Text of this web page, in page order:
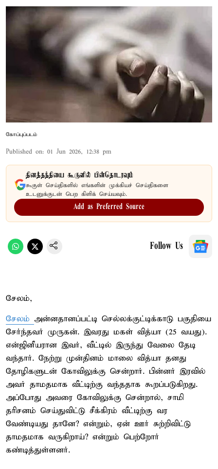
கோப்புப்படம்
Published on: 01 Jun 2026, 12:38 pm
தினத்தந்தியை கூகுளில் பின்தொடரவும்
கூகுள் செய்திகளில் எங்களின் முக்கியச் செய்திகளை
உடனுக்குடன் பெற கிளிக் செய்யவும்.
Add as Preferred Source
Follow Us
சேலம்,
சேலம் அன்னதானப்பட்டி செல்லக்குட்டிக்காடு பகுதியை
சேர்ந்தவர் முருகன். இவரது மகள் வித்யா (25 வயது).
என்ஜினீயரான இவர், வீட்டில் இருந்து வேலை தேடி
வந்தார். நேற்று முன்தினம் மாலை வித்யா தனது
தோழிகளுடன் கோவிலுக்கு சென்றார். பின்னர் இரவில்
அவர் தாமதமாக வீட்டிற்கு வந்ததாக கூறப்படுகிறது.
அப்போது அவரை கோவிலுக்கு சென்றால், சாமி
தரிசனம் செய்துவிட்டு சீக்கிரம் வீட்டிற்கு வர
வேண்டியது தானே? என்றும், ஏன் ஊர் சுற்றிவிட்டு
தாமதமாக வருகிறாய்? என்றும் பெற்றோர்
கண்டித்துள்ளனர்.